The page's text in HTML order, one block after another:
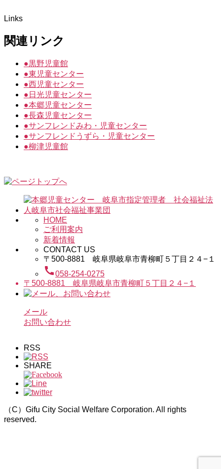
Links
関連リンク
●黒野児童館
●東児童センター
●西児童センター
● 日光児童センター
●本郷児童センター
●長森児童センター
●サンフレンドみわ・児童センター
●サンフレンドうずら・児童センター
●柳津児童館
HOME
ご利用案内
新着情報
CONTACT US
〒500-8881 岐阜県岐阜市青柳町５丁目２４−１
call058-254-0275
〒500-8881 岐阜県岐阜市青柳町５丁目２４−１
メール
お問い合わせ
RSS
SHARE
（C）Gifu City Social Welfare Corporation. All rights
reserved.